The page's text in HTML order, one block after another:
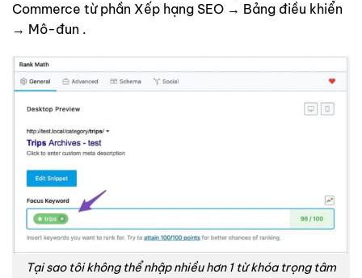
Commerce từ phần Xếp hạng SEO → Bảng điều khiển
→ Mô-đun .
Tại sao tôi không thể nhập nhiều hơn 1 từ khóa trọng tâm